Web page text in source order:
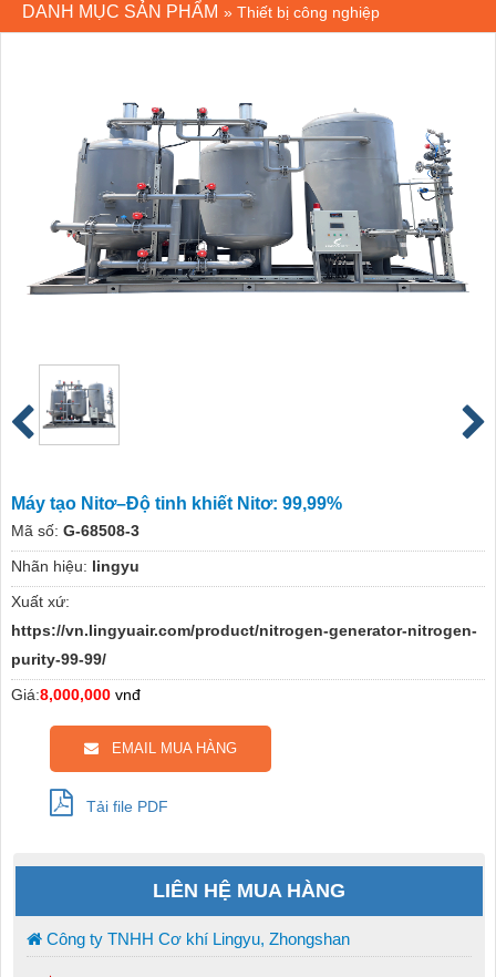
DANH MỤC SẢN PHẨM » Thiết bị công nghiệp
Máy tạo Nitơ–Độ tinh khiết Nitơ: 99,99%
Mã số: G-68508-3
Nhãn hiệu: lingyu
Xuất xứ:
https://vn.lingyuair.com/product/nitrogen-generator-nitrogen-
purity-99-99/
Giá:8,000,000 vnđ
EMAIL MUA HÀNG
Tải file PDF
LIÊN HỆ MUA HÀNG
Công ty TNHH Cơ khí Lingyu, Zhongshan